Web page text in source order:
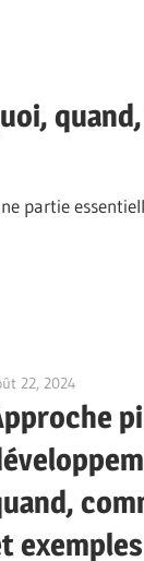
partie
22, 2024
exemples